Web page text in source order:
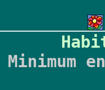
Minimum